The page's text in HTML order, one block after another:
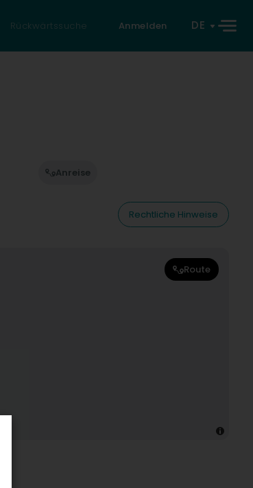
Rückwärtssuche Anmelden DE
Anreise
Rechtliche Hinweise
Route